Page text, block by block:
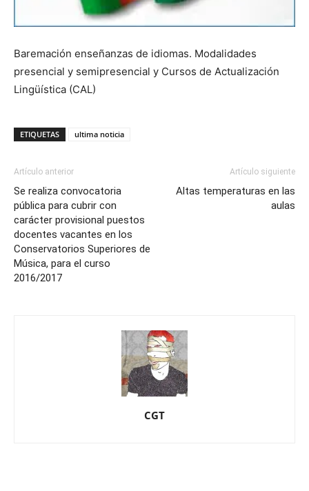
Baremación enseñanzas de idiomas. Modalidades
presencial y semipresencial y Cursos de Actualización
Lingüística (CAL)
ETIQUETAS ultima noticia
Artículo anterior
Se realiza convocatoria
pública para cubrir con
carácter provisional puestos
docentes vacantes en los
Conservatorios Superiores de
Música, para el curso
2016/2017
Artículo siguiente
Altas temperaturas en las
aulas
CGT